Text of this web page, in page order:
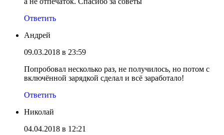
Ответить
Андрей
09.03.2018 в 23:59
Попробовал несколько раз, не получилось, но потом с
включённой зарядкой сделал и всё заработало!
Ответить
Николай
04.04.2018 в 12:21